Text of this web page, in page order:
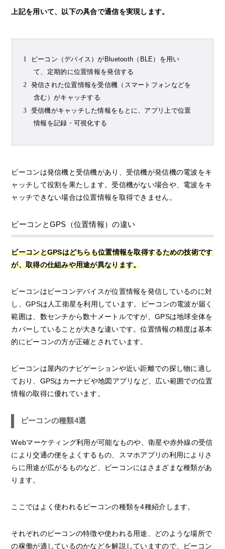
上記を用いて、以下の具合で通信を実現します。
ビーコン（デバイス）がBluetooth（BLE）を用い
て、定期的に位置情報を発信する
発信された位置情報を受信機（スマートフォンなどを
含む）がキャッチする
受信機がキャッチした情報をもとに、アプリ上で位置
情報を記録・可視化する
ビーコンは発信機と受信機があり、受信機が発信機の電波をキ
ャッチして役割を果たします。受信機がない場合や、電波をキ
ャッチできない場合は位置情報を取得できません。
ビーコンとGPS（位置情報）の違い
ビーコンとGPSはどちらも位置情報を取得するための技術です
が、取得の仕組みや用途が異なります。
ビーコンはビーコンデバイスが位置情報を発信しているのに対
し、GPSは人工衛星を利用しています。ビーコンの電波が届く
範囲は、数センチから数十メートルですが、GPSは地球全体を
カバーしていることが大きな違いです。位置情報の精度は基本
的にビーコンの方が正確とされています。
ビーコンは屋内のナビゲーションや近い距離での探し物に適し
ており、GPSはカーナビや地図アプリなど、広い範囲での位置
情報の取得に優れています。
ビーコンの種類4選
Webマーケティング利用が可能なものや、衛星や赤外線の受信
により交通の便をよくするもの、スマホアプリの利用によりさ
らに用途が広がるものなど、ビーコンにはさまざまな種類があ
ります。
ここではよく使われるビーコンの種類を4種紹介します。
それぞれのビーコンの特徴や使われる用途、どのような場所で
の稼働が適しているのかなどを解説していますので、ビーコン